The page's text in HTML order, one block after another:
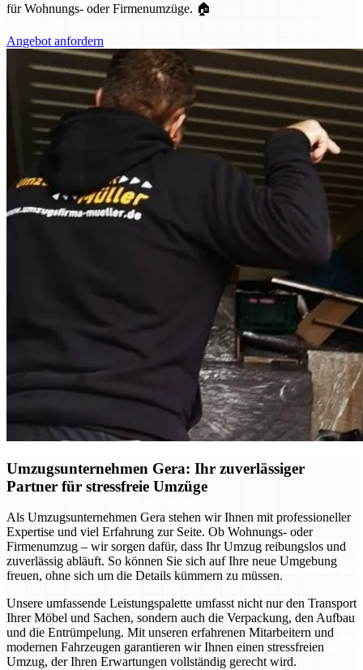
für Wohnungs- oder Firmenumzüge. 🏠
Angebot anfordern
Umzugsunternehmen Gera: Ihr zuverlässiger
Partner für stressfreie Umzüge
Als Umzugsunternehmen Gera stehen wir Ihnen mit professioneller
Expertise und viel Erfahrung zur Seite. Ob Wohnungs- oder
Firmenumzug – wir sorgen dafür, dass Ihr Umzug reibungslos und
zuverlässig abläuft. So können Sie sich auf Ihre neue Umgebung
freuen, ohne sich um die Details kümmern zu müssen.
Unsere umfassende Leistungspalette umfasst nicht nur den Transport
Ihrer Möbel und Sachen, sondern auch die Verpackung, den Aufbau
und die Entrümpelung. Mit unseren erfahrenen Mitarbeitern und
modernen Fahrzeugen garantieren wir Ihnen einen stressfreien
Umzug, der Ihren Erwartungen vollständig gerecht wird.